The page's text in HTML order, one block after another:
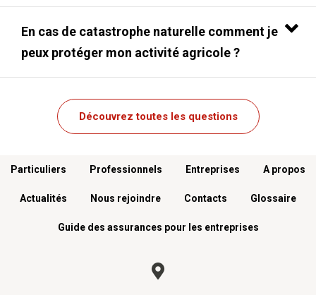
En cas de catastrophe naturelle comment je
peux protéger mon activité agricole ?
Découvrez toutes les questions
Menu footer
Particuliers Professionnels Entreprises A propos
Actualités Nous rejoindre Contacts Glossaire
Guide des assurances pour les entreprises